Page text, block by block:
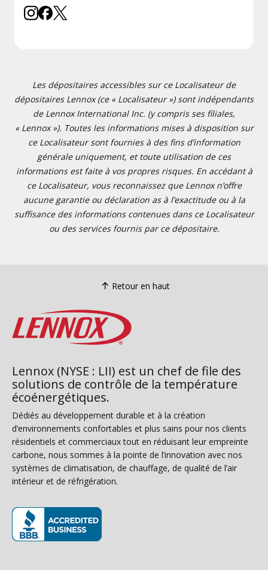
Les dépositaires accessibles sur ce Localisateur de
dépositaires Lennox (ce « Localisateur ») sont indépendants
de Lennox International Inc. (y compris ses filiales,
« Lennox »). Toutes les informations mises à disposition sur
ce Localisateur sont fournies à des fins d’information
générale uniquement, et toute utilisation de ces
informations est faite à vos propres risques. En accédant à
ce Localisateur, vous reconnaissez que Lennox n’offre
aucune garantie ou déclaration as à l’exactitude ou à la
suffisance des informations contenues dans ce Localisateur
ou des services fournis par ce dépositaire.
Retour en haut
Lennox (NYSE : LII) est un chef de file des
solutions de contrôle de la température
écoénergétiques.
Dédiés au développement durable et à la création
d’environnements confortables et plus sains pour nos clients
résidentiels et commerciaux tout en réduisant leur empreinte
carbone, nous sommes à la pointe de l’innovation avec nos
systèmes de climatisation, de chauffage, de qualité de l’air
intérieur et de réfrigération.